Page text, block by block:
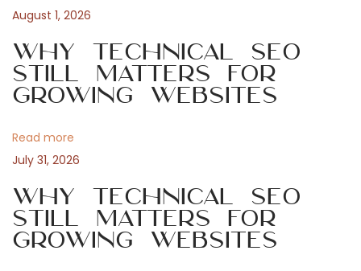
n
a
i
g
a
s
o
s
t
s
e
t
w
r
k
i
n
g
August 1, 2026
Why Technical SEO
Still Matters for
Growing Websites
Read more
July 31, 2026
Why Technical SEO
Still Matters for
Growing Websites